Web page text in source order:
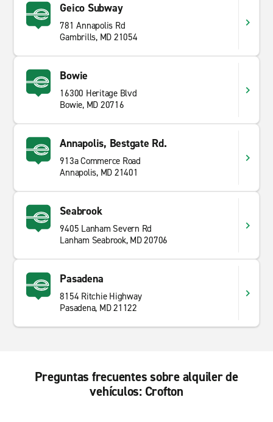
Geico Subway
781 Annapolis Rd
Gambrills, MD 21054
Bowie
16300 Heritage Blvd
Bowie, MD 20716
Annapolis, Bestgate Rd.
913a Commerce Road
Annapolis, MD 21401
Seabrook
9405 Lanham Severn Rd
Lanham Seabrook, MD 20706
Pasadena
8154 Ritchie Highway
Pasadena, MD 21122
Preguntas frecuentes sobre alquiler de
vehículos: Crofton